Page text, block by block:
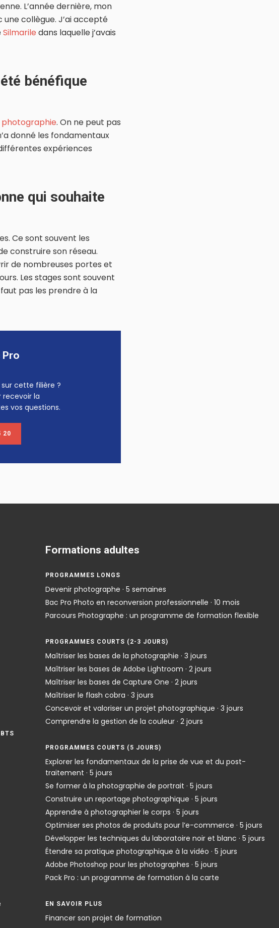
L’année dernière, mon
collègue. J’ai accepté
Silmarile dans laquelle j’avais
bénéfique
photographie. On ne peut pas
donné les fondamentaux
expériences
qui souhaite
Ce sont souvent les
construire son réseau.
de nombreuses portes et
Les stages sont souvent
pas les prendre à la
Pro
cette filière ?
la
vos questions.
20
Formations adultes
PROGRAMMES LONGS
Devenir photographe · 5 semaines
Bac Pro Photo en reconversion professionnelle · 10 mois
Parcours Photographe : un programme de formation flexible
PROGRAMMES COURTS (2-3 JOURS)
Maîtriser les bases de la photographie · 3 jours
Maîtriser les bases de Adobe Lightroom · 2 jours
Maîtriser les bases de Capture One · 2 jours
Maîtriser le flash cobra · 3 jours
Concevoir et valoriser un projet photographique · 3 jours
Comprendre la gestion de la couleur · 2 jours
PROGRAMMES COURTS (5 JOURS)
Explorer les fondamentaux de la prise de vue et du post-
traitement · 5 jours
Se former à la photographie de portrait · 5 jours
Construire un reportage photographique · 5 jours
Apprendre à photographier le corps · 5 jours
Optimiser ses photos de produits pour l’e-commerce · 5 jours
Développer les techniques du laboratoire noir et blanc · 5 jours
Étendre sa pratique photographique à la vidéo · 5 jours
Adobe Photoshop pour les photographes · 5 jours
Pack Pro : un programme de formation à la carte
EN SAVOIR PLUS
Financer son projet de formation